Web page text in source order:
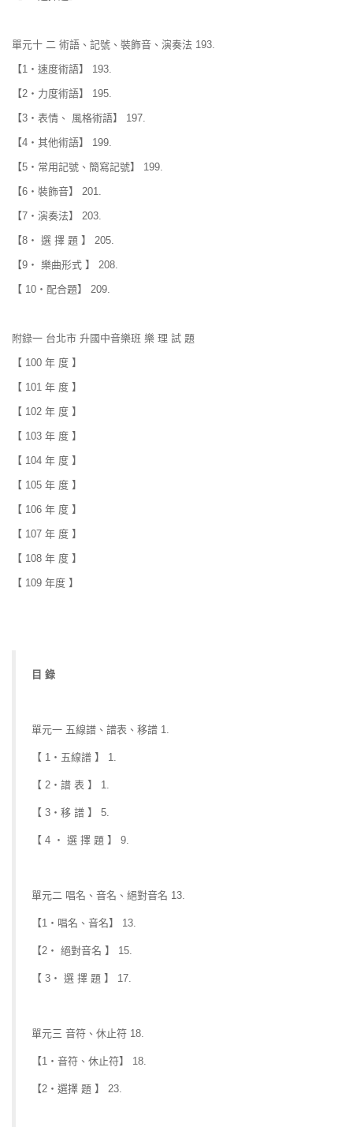
單元十 二 術語、記號、裝飾音、演奏法 193.
【1‧速度術語】 193.
【2‧力度術語】 195.
【3‧表情、 風格術語】 197.
【4‧其他術語】 199.
【5‧常用記號、簡寫記號】 199.
【6‧裝飾音】 201.
【7‧演奏法】 203.
【8‧ 選 擇 題 】 205.
【9‧ 樂曲形式 】 208.
【 10‧配合題】 209.
附錄一 台北市 升國中音樂班 樂 理 試 題
【 100 年 度 】
【 101 年 度 】
【 102 年 度 】
【 103 年 度 】
【 104 年 度 】
【 105 年 度 】
【 106 年 度 】
【 107 年 度 】
【 108 年 度 】
【 109 年度 】
目 錄
單元一 五線譜、譜表、移譜 1.
【 1‧五線譜 】 1.
【 2‧譜 表 】 1.
【 3‧移 譜 】 5.
【 4 ‧ 選 擇 題 】 9.
單元二 唱名、音名、絕對音名 13.
【1‧唱名、音名】 13.
【2‧ 絕對音名 】 15.
【 3‧ 選 擇 題 】 17.
單元三 音符、休止符 18.
【1‧音符、休止符】 18.
【2‧選擇 題 】 23.